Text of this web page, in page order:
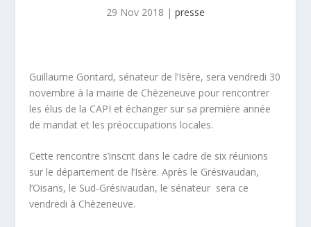
29 Nov 2018 | presse
Guillaume Gontard, sénateur de l’Isère, sera vendredi 30
novembre à la mairie de Chèzeneuve pour rencontrer
les élus de la CAPI et échanger sur sa première année
de mandat et les préoccupations locales.
Cette rencontre s’inscrit dans le cadre de six réunions
sur le département de l’Isère. Après le Grésivaudan,
l’Oisans, le Sud-Grésivaudan, le sénateur sera ce
vendredi à Chèzeneuve.